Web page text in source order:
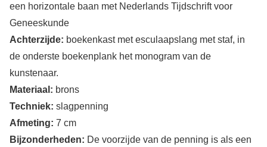
een horizontale baan met Nederlands Tijdschrift voor
Geneeskunde
Achterzijde: boekenkast met esculaapslang met staf, in
de onderste boekenplank het monogram van de
kunstenaar.
Materiaal: brons
Techniek: slagpenning
Afmeting: 7 cm
Bijzonderheden: De voorzijde van de penning is als een